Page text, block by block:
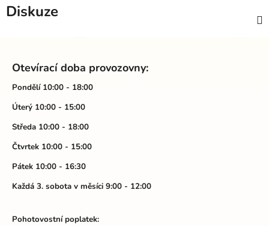
Diskuze
Otevírací doba provozovny:
Pondělí 10:00 - 18:00
Úterý 10:00 - 15:00
Středa 10:00 - 18:00
Čtvrtek 10:00 - 15:00
Pátek 10:00 - 16:30
Každá 3. sobota v měsíci 9:00 - 12:00
Pohotovostní poplatek: